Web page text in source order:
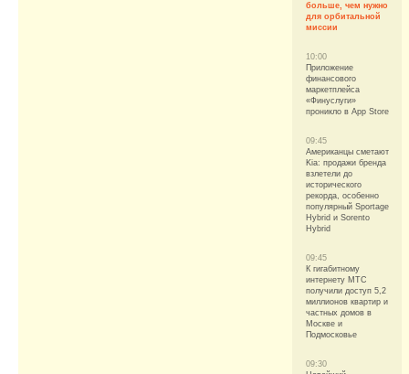
больше, чем нужно
для орбитальной
миссии
10:00
Приложение
финансового
маркетплейса
«Финуслуги»
проникло в App Store
09:45
Американцы сметают
Kia: продажи бренда
взлетели до
исторического
рекорда, особенно
популярный Sportage
Hybrid и Sorento
Hybrid
09:45
К гигабитному
интернету МТС
получили доступ 5,2
миллионов квартир и
частных домов в
Москве и
Подмосковье
09:30